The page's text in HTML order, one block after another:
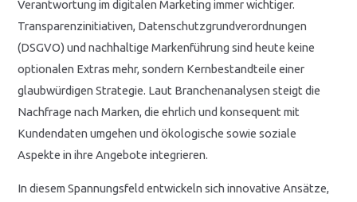
Verantwortung im digitalen Marketing immer wichtiger.
Transparenzinitiativen, Datenschutzgrundverordnungen
(DSGVO) und nachhaltige Markenführung sind heute keine
optionalen Extras mehr, sondern Kernbestandteile einer
glaubwürdigen Strategie. Laut Branchenanalysen steigt die
Nachfrage nach Marken, die ehrlich und konsequent mit
Kundendaten umgehen und ökologische sowie soziale
Aspekte in ihre Angebote integrieren.
In diesem Spannungsfeld entwickeln sich innovative Ansätze,